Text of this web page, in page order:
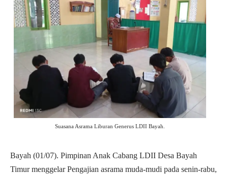
Suasana Asrama Liburan Generus LDII Bayah.
Bayah (01/07). Pimpinan Anak Cabang LDII Desa Bayah
Timur menggelar Pengajian asrama muda-mudi pada senin-rabu,